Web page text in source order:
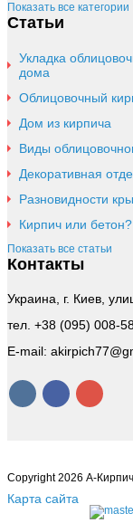
Показать все категории
Статьи
Укладка
дома
Облицовочный
Дом из кирпича
Виды
Декоративная
Разновидности
Кирпич или
Показать все статьи
Контакты
Украина, г. Киев,
тел. +38 (095) 008-
E-mail:
Copyright 2026 А-
Карта сайта